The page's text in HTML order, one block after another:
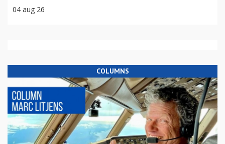
04 aug 26
COLUMNS